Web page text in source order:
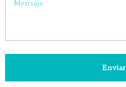
Enviar